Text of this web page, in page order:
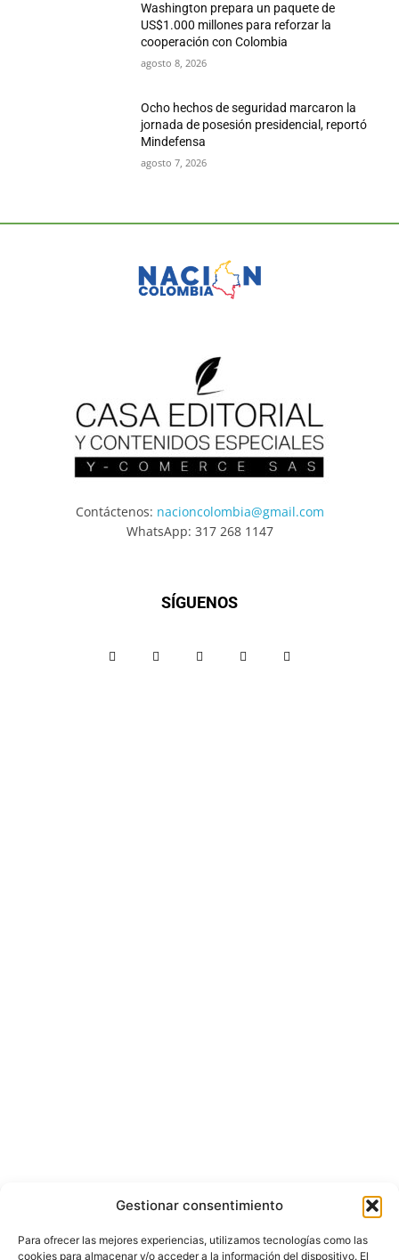
Gestionar consentimiento
Para ofrecer las mejores experiencias, utilizamos tecnologías como las
cookies para almacenar y/o acceder a la información del dispositivo. El
Washington prepara un paquete de
US$1.000 millones para reforzar la
cooperación con Colombia
agosto 8, 2026
Ocho hechos de seguridad marcaron la
jornada de posesión presidencial, reportó
Mindefensa
agosto 7, 2026
Contáctenos: nacioncolombia@gmail.com
WhatsApp: 317 268 1147
SÍGUENOS